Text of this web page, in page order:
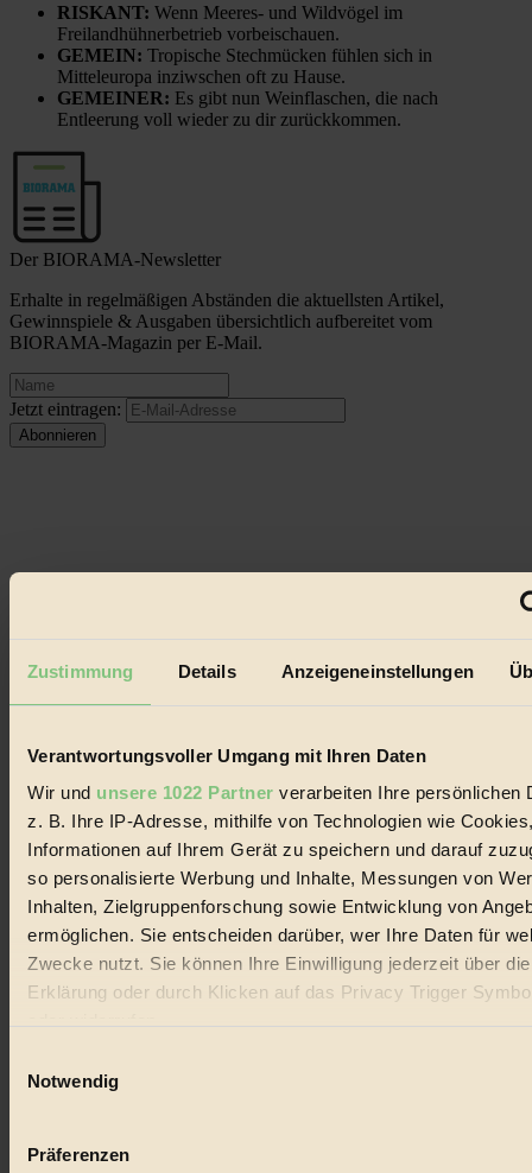
Zustimmung Details Anzeigeneinstellungen
Verantwortungsvoller Umgang mit Ihren Daten
Wir und unsere 1022 Partner verarbeiten Ihre persönlichen
z. B. Ihre IP-Adresse, mithilfe von Technologien wie
Informationen auf Ihrem Gerät zu speichern und darauf
so personalisierte Werbung und Inhalte, Messungen von
Inhalten, Zielgruppenforschung sowie Entwicklung von
ermöglichen. Sie entscheiden darüber, wer Ihre Daten für
Zwecke nutzt. Sie können Ihre Einwilligung jederzeit über
Erklärung oder durch Klicken auf das Privacy Trigger
Wenn Sie es erlauben, würden wir auch gerne:
Ihr Gerät durch aktives Scannen nach bestimmten
Notwendig
Präferenzen
RISKANT: Wenn Meeres- und Wildvögel im
Freilandhühnerbetrieb vorbeischauen.
GEMEIN: Tropische Stechmücken fühlen sich in
Mitteleuropa inziwschen oft zu Hause.
GEMEINER: Es gibt nun Weinflaschen, die nach
Entleerung voll wieder zu dir zurückkommen.
Der BIORAMA-Newsletter
Erhalte in regelmäßigen Abständen die aktuellsten Artikel,
Gewinnspiele & Ausgaben übersichtlich aufbereitet vom
BIORAMA-Magazin per E-Mail.
Jetzt eintragen:
© 2026 Biorama GmbH
Datenschutz
Mediadaten
Biorama steht für einen nachhaltigen Lebensstil und bewussten
und Produkte, ein Leitfaden im schnell wachsenden Markt des
Handels mit Bioprodukten, des Fair-Trade sowie der Branche
alternativer Energien.
Social Media
22.601 Fans auf Facebook
3.415 Follower auf Twitter
Folge uns auf Instagram
Themen
Bio
#
Nachhaltigkeit